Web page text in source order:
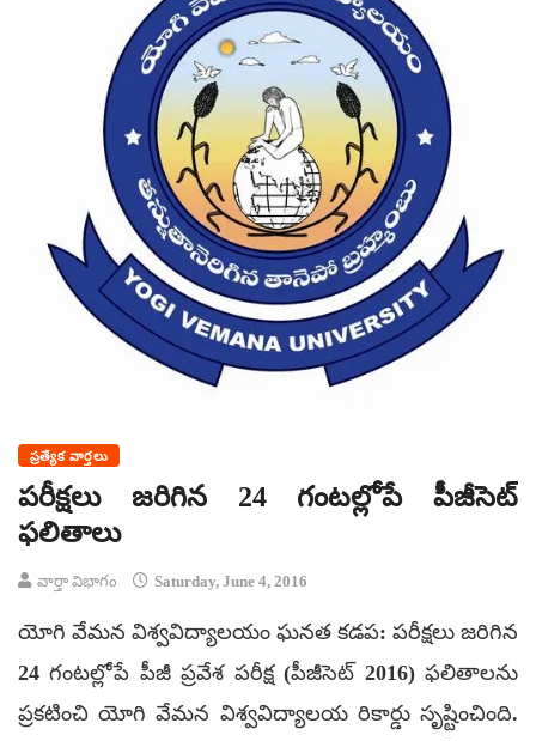
ప్రత్యేక వార్తలు
పరీక్షలు జరిగిన 24 గంటల్లోపే పీజీసెట్
ఫలితాలు
వార్తా విభాగం Saturday, June 4, 2016
యోగి వేమన విశ్వవిద్యాలయం ఘనత కడప: పరీక్షలు జరిగిన
24 గంటల్లోపే పీజీ ప్రవేశ పరీక్ష (పీజీసెట్ 2016) ఫలితాలను
ప్రకటించి యోగి వేమన విశ్వవిద్యాలయ రికార్డు సృష్టించింది.